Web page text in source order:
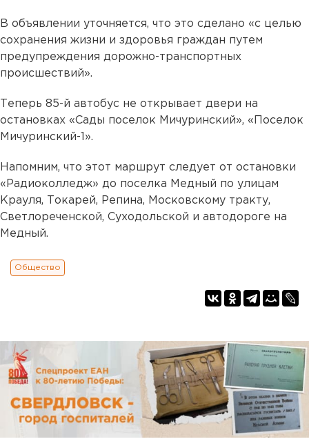
В объявлении уточняется, что это сделано «с целью
сохранения жизни и здоровья граждан путем
предупреждения дорожно-транспортных
происшествий».
Теперь 85-й автобус не открывает двери на
остановках «Сады поселок Мичуринский», «Поселок
Мичуринский-1».
Напомним, что этот маршрут следует от остановки
«Радиоколледж» до поселка Медный по улицам
Крауля, Токарей, Репина, Московскому тракту,
Светлореченской, Суходольской и автодороге на
Медный.
Общество